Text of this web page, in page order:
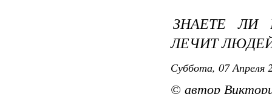
ЗНАЕТЕ ЛИ
ЛЕЧИТ
Суббота, 07 Апреля
© автор